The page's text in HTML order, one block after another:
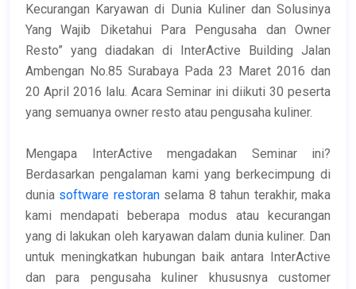
Kecurangan Karyawan di Dunia Kuliner dan Solusinya
Yang Wajib Diketahui Para Pengusaha dan Owner
Resto” yang diadakan di InterActive Building Jalan
Ambengan No.85 Surabaya Pada 23 Maret 2016 dan
20 April 2016 lalu. Acara Seminar ini diikuti 30 peserta
yang semuanya owner resto atau pengusaha kuliner.
Mengapa InterActive mengadakan Seminar ini?
Berdasarkan pengalaman kami yang berkecimpung di
dunia software restoranselama 8 tahun terakhir, maka
kami mendapati beberapa modus atau kecurangan
yang di lakukan oleh karyawan dalam dunia kuliner. Dan
untuk meningkatkan hubungan baik antara InterActive
dan para pengusaha kuliner khususnya customer